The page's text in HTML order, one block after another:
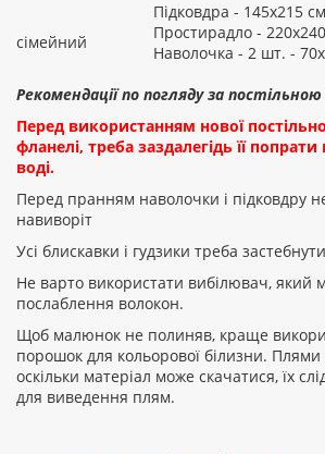
сімейний
Підковдра - 145х215
Простирадло -
Наволочка - 2 шт. -
Рекомендації по погляду за
Перед використанням нової
фланелі, треба заздалегідь її
воді.
Перед пранням наволочки і підковдру
навиворіт
Усі блискавки і гудзики треба
Не варто використати вибілювач, який
послаблення волокон.
Щоб малюнок не полиняв, краще
порошок для кольорової білизни.
оскільки матеріал може скачатися, їх
для виведення плям.